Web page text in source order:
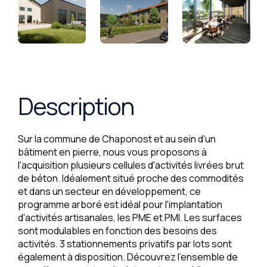
Description
Sur la commune de Chaponost et au sein d'un
bâtiment en pierre, nous vous proposons à
l'acquisition plusieurs cellules d'activités livrées brut
de béton. Idéalement situé proche des commodités
et dans un secteur en développement, ce
programme arboré est idéal pour l'implantation
d'activités artisanales, les PME et PMI. Les surfaces
sont modulables en fonction des besoins des
activités. 3 stationnements privatifs par lots sont
également à disposition. Découvrez l'ensemble de